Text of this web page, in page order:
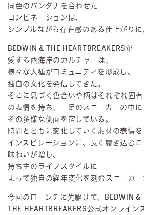
同色のバンダナを合わせた
コンビネーションは、
シンプルながら存在感のある仕上がりに
BEDWIN & THE HEARTBREAKERSが
愛する西海岸のカルチャーは、
様々な人種がコミュニティを形成し、
独自の文化を発信してきた。
そこに息づく色合いや柄はそれぞれ固有
の表情を持ち、一足のスニーカーの中に
その多様な側面を宿している。
時間とともに変化していく素材の表情を
インスピレーションに、長く履き込むこ
味わいが増し、
持ち主のライフスタイルに
よって独自の経年変化を刻むスニーカー
今回のローンチに先駆けて、BEDWIN &
THE HEARTBREAKERS公式オンライン